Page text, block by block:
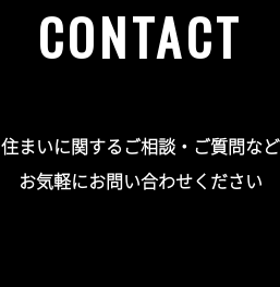
CONTACT
住まいに関するご相談・ご質問など
お気軽にお問い合わせください